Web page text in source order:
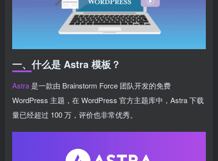
一、什么是 Astra 模板？
Astra 是一款由 Brainstorm Force 团队开发的免费
WordPress 主题，在 WordPress 官方主题库中，Astra 下载
量已经超过 100 万，评价也非常优秀。